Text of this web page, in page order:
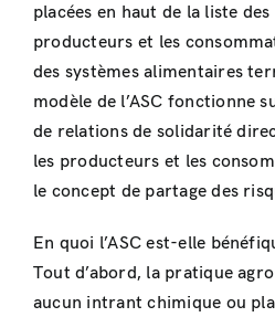
placées en haut de la liste
producteurs et les
des systèmes alimentaires
modèle de l’ASC fonctionne
de relations de solidarité
les producteurs et les
le concept de partage des
En quoi l’ASC est-elle
Tout d’abord, la pratique
aucun intrant chimique ou